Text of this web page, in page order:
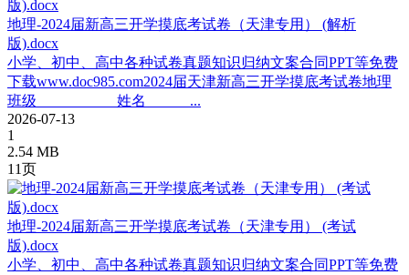
地理-2024届新高三开学摸底考试卷（天津专用） (解析
版).docx
小学、初中、高中各种试卷真题知识归纳文案合同PPT等免费
下载www.doc985.com2024届天津新高三开学摸底考试卷地理
班级___________姓名______...
2026-07-13
1
2.54 MB
11页
地理-2024届新高三开学摸底考试卷（天津专用） (考试
版).docx
小学、初中、高中各种试卷真题知识归纳文案合同PPT等免费